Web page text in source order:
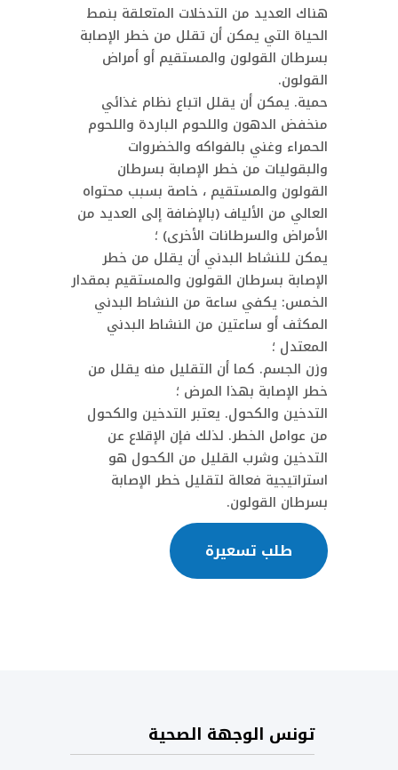
هناك العديد من التدخلات المتعلقة بنمط
الحياة التي يمكن أن تقلل من خطر الإصابة
بسرطان القولون والمستقيم أو أمراض
القولون.
حمية. يمكن أن يقلل اتباع نظام غذائي
منخفض الدهون واللحوم الباردة واللحوم
الحمراء وغني بالفواكه والخضروات
والبقوليات من خطر الإصابة بسرطان
القولون والمستقيم ، خاصة بسبب محتواه
العالي من الألياف (بالإضافة إلى العديد من
الأمراض والسرطانات الأخرى) ؛
يمكن للنشاط البدني أن يقلل من خطر
الإصابة بسرطان القولون والمستقيم بمقدار
الخمس: يكفي ساعة من النشاط البدني
المكثف أو ساعتين من النشاط البدني
المعتدل ؛
وزن الجسم. كما أن التقليل منه يقلل من
خطر الإصابة بهذا المرض ؛
التدخين والكحول. يعتبر التدخين والكحول
من عوامل الخطر. لذلك فإن الإقلاع عن
التدخين وشرب القليل من الكحول هو
استراتيجية فعالة لتقليل خطر الإصابة
بسرطان القولون.
طلب تسعيرة
تونس الوجهة الصحية